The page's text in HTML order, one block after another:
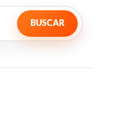
BUSCAR